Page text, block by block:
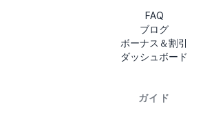
FAQ
ブログ
ボーナス＆割引
ダッシュボード
ガイド